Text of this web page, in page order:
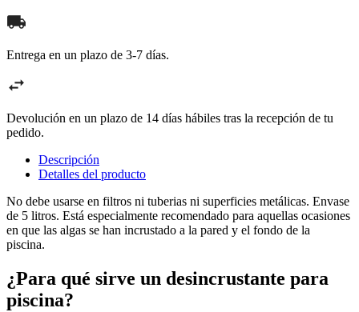
Entrega en un plazo de 3-7 días.
Devolución en un plazo de 14 días hábiles tras la recepción de tu
pedido.
Descripción
Detalles del producto
No debe usarse en filtros ni tuberias ni superficies metálicas. Envase
de 5 litros. Está especialmente recomendado para aquellas ocasiones
en que las algas se han incrustado a la pared y el fondo de la
piscina.
¿Para qué sirve un desincrustante para
piscina?